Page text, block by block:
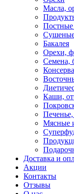
Масла,
Бакалея
Орехи,
Семена,
Каши,
Мясные
Доставка и
Акции
Контакты
Отзывы